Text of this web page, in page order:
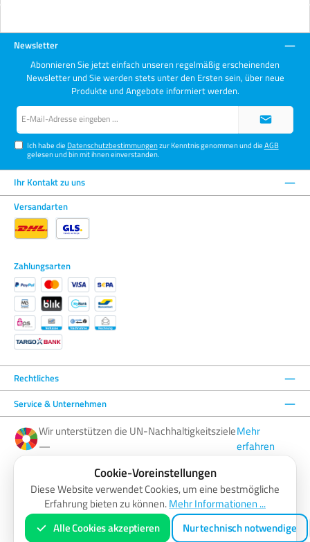
Newsletter
Abonnieren Sie jetzt einfach unseren regelmäßig erscheinenden
Newsletter und Sie werden stets unter den Ersten sein, über neue
Produkte und Angebote informiert werden.
Ich habe die Datenschutzbestimmungenzur Kenntnis genommen und dieAGB
gelesen und bin mit ihnen einverstanden.
Ihr Kontakt zu uns
Versandarten
Zahlungsarten
Rechtliches
Service & Unternehmen
Wir unterstützen die UN-Nachhaltigkeitsziele
—
Mehr
erfahren
LinkedIn
Barrierefreiheitserklärung Datenschutzerklärung Impressum
Widerrufsbelehrung
Vertrag widerrufen
* Alle Preise inkl. gesetzl. Mehrwertsteuer zzgl. Versandkostenund ggf. Nachnahmegebühren, wenn nicht anders
Cookie-Voreinstellungen
Diese Website verwendet Cookies, um eine bestmögliche
Erfahrung bieten zu können.Mehr Informationen ...
Alle Cookies akzeptieren
Nur technisch notwendige